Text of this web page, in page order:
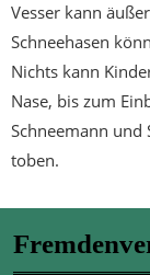
Vesser kann
Schneehasen
Nichts kann
Nase, bis zum
Schneemann und
toben.